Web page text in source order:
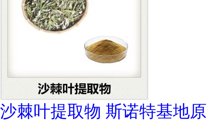
沙棘叶提取物 斯诺特基地原